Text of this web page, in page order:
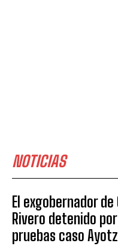
NOTICIAS
El exgobernador
Rivero detenido
pruebas caso